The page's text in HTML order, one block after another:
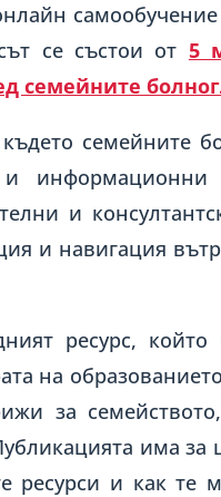
се състои от 5
семейните
семейните
и
и
и навигация
ресурс,
на
за
има
ресурси и как те